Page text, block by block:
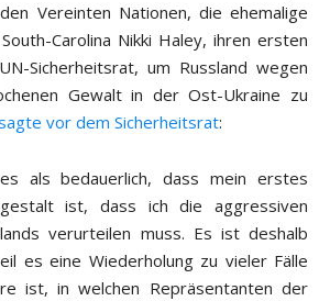
Vereinten Nationen, die ehemalige
Carolina Nikki Haley, ihren ersten
Sicherheitsrat, um Russland wegen
Gewalt in der Ost-Ukraine zu
vor dem Sicherheitsrat:
als bedauerlich, dass mein erstes
ist, dass ich die aggressiven
verurteilen muss. Es ist deshalb
es eine Wiederholung zu vieler Fälle
ist, in welchen Repräsentanten der